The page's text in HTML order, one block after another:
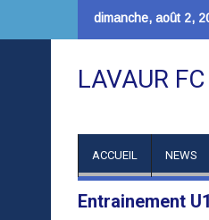
dimanche, août 2,
LAVAUR
ACCUEIL NEWS
Entrainement